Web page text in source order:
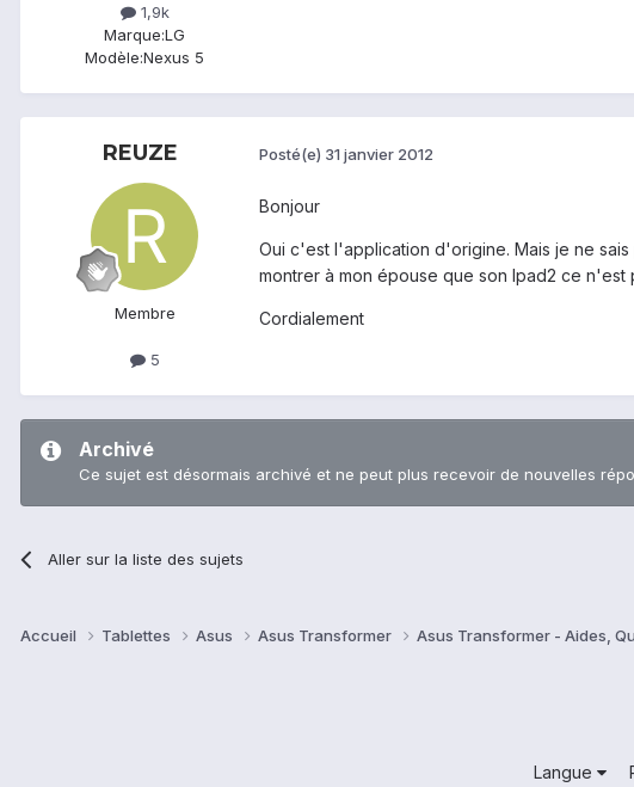
1,9k
Marque:LG
Modèle:Nexus 5
REUZE
Membre
5
Posté(e) 31 janvier 2012
Bonjour
Oui c'est l'application d'origine. Mais je ne
montrer à mon épouse que son Ipad2 ce n'est
Cordialement
Archivé
Ce sujet est désormais archivé et ne peut plus recevoir de nouvelles
Aller sur la liste des sujets
Accueil Tablettes Asus Asus Transformer Asus Transformer - Aides,
Langue